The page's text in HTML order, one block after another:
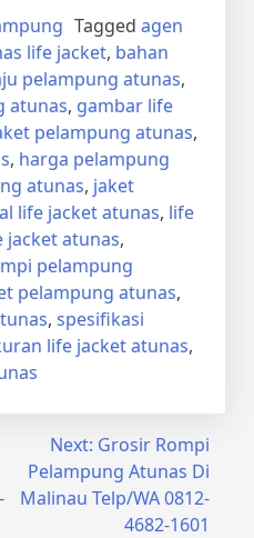
Tagged agen
life jacket, bahan
pelampung atunas,
atunas, gambar life
pelampung atunas,
, harga pelampung
atunas, jaket
life jacket atunas, life
jacket atunas,
pelampung
pelampung atunas,
, spesifikasi
life jacket atunas,
Next: Grosir Rompi
Pelampung Atunas Di
Malinau Telp/WA 0812-
4682-1601